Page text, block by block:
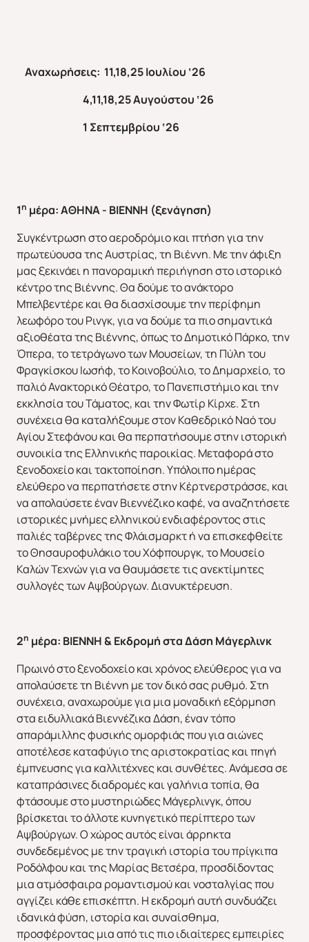
Αναχωρήσεις: 11,18,25 Ιουλίου ‘26
4,11,18,25 Αυγούστου ‘26
1 Σεπτεμβρίου ‘26
1η μέρα: ΑΘΗΝΑ - ΒΙΕΝΝΗ (ξενάγηση)
Συγκέντρωση στο αεροδρόμιο και πτήση για την
πρωτεύουσα της Αυστρίας, τη Βιέννη. Με την άφιξη
μας ξεκινάει η πανοραμική περιήγηση στο ιστορικό
κέντρο της Βιέννης. Θα δούμε το ανάκτορο
Μπελβεντέρε και θα διασχίσουμε την περίφημη
λεωφόρο του Ρινγκ, για να δούμε τα πιο σημαντικά
αξιοθέατα της Βιέννης, όπως το Δημοτικό Πάρκο, την
Όπερα, το τετράγωνο των Μουσείων, τη Πύλη του
Φραγκίσκου Ιωσήφ, το Κοινοβούλιο, το Δημαρχείο, το
παλιό Ανακτορικό Θέατρο, το Πανεπιστήμιο και την
εκκλησία του Τάματος, και την Φωτίρ Κίρχε. Στη
συνέχεια θα καταλήξουμε στον Καθεδρικό Ναό του
Αγίου Στεφάνου και θα περπατήσουμε στην ιστορική
συνοικία της Ελληνικής παροικίας. Μεταφορά στο
ξενοδοχείο και τακτοποίηση. Yπόλοιπο ημέρας
ελεύθερο να περπατήσετε στην Κέρτνερστράσσε, και
να απολαύσετε έναν Βιεννέζικο καφέ, να αναζητήσετε
ιστορικές μνήμες ελληνικού ενδιαφέροντος στις
παλιές ταβέρνες της Φλάισμαρκτ ή να επισκεφθείτε
το Θησαυροφυλάκιο του Χόφπουργκ, το Μουσείο
Καλών Τεχνών για να θαυμάσετε τις ανεκτίμητες
συλλογές των Αψβούργων. Διανυκτέρευση.
2η μέρα: BIENNH & Εκδρομή στα Δάση Μάγερλινκ
Πρωινό στο ξενοδοχείο και χρόνος ελεύθερος για να
απολαύσετε τη Βιέννη με τον δικό σας ρυθμό. Στη
συνέχεια, αναχωρούμε για μια μοναδική εξόρμηση
στα ειδυλλιακά Βιεννέζικα Δάση, έναν τόπο
απαράμιλλης φυσικής ομορφιάς που για αιώνες
αποτέλεσε καταφύγιο της αριστοκρατίας και πηγή
έμπνευσης για καλλιτέχνες και συνθέτες. Ανάμεσα σε
καταπράσινες διαδρομές και γαλήνια τοπία, θα
φτάσουμε στο μυστηριώδες Μάγερλινγκ, όπου
βρίσκεται το άλλοτε κυνηγετικό περίπτερο των
Αψβούργων. Ο χώρος αυτός είναι άρρηκτα
συνδεδεμένος με την τραγική ιστορία του πρίγκιπα
Ροδόλφου και της Μαρίας Βετσέρα, προσδίδοντας
μια ατμόσφαιρα ρομαντισμού και νοσταλγίας που
αγγίζει κάθε επισκέπτη. Η εκδρομή αυτή συνδυάζει
ιδανικά φύση, ιστορία και συναίσθημα,
προσφέροντας μια από τις πιο ιδιαίτερες εμπειρίες